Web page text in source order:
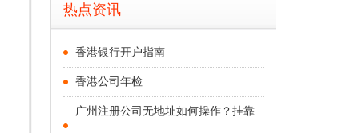
热点资讯
香港银行开户指南
香港公司年检
广州注册公司无地址如何操作？挂靠